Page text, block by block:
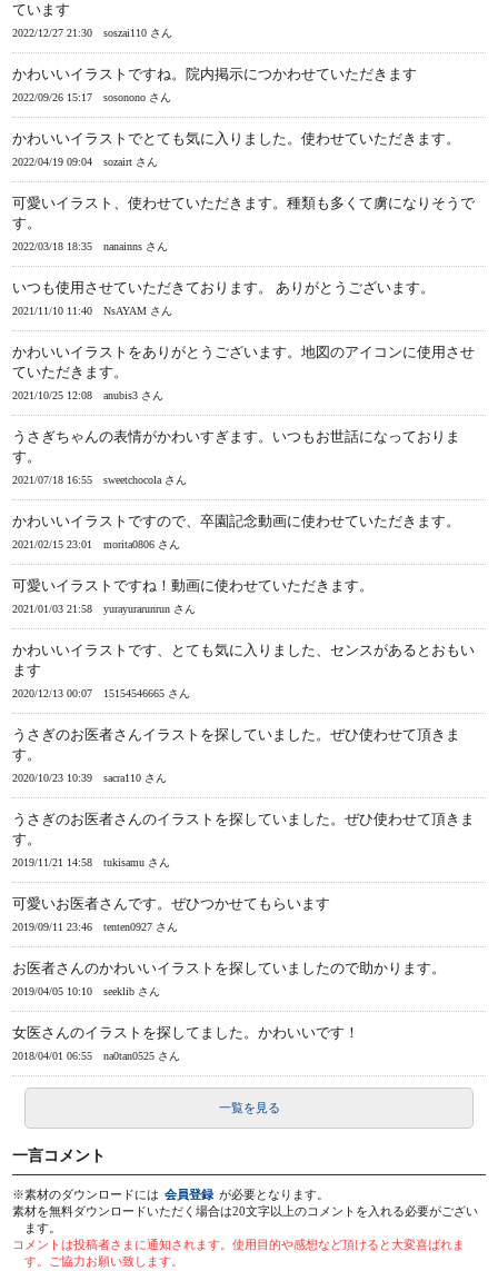
ています
2022/12/27 21:30 soszai110 さん
かわいいイラストですね。院内掲示につかわせていただきます
2022/09/26 15:17 sosonono さん
かわいいイラストでとても気に入りました。使わせていただきます。
2022/04/19 09:04 sozairt さん
可愛いイラスト、使わせていただきます。種類も多くて虜になりそうで
す。
2022/03/18 18:35 nanainns さん
いつも使用させていただきております。 ありがとうございます。
2021/11/10 11:40 NsAYAM さん
かわいいイラストをありがとうございます。地図のアイコンに使用させ
ていただきます。
2021/10/25 12:08 anubis3 さん
うさぎちゃんの表情がかわいすぎます。いつもお世話になっておりま
す。
2021/07/18 16:55 sweetchocola さん
かわいいイラストですので、卒園記念動画に使わせていただきます。
2021/02/15 23:01 morita0806 さん
可愛いイラストですね！動画に使わせていただきます。
2021/01/03 21:58 yurayurarunrun さん
かわいいイラストです、とても気に入りました、センスがあるとおもい
ます
2020/12/13 00:07 15154546665 さん
うさぎのお医者さんイラストを探していました。ぜひ使わせて頂きま
す。
2020/10/23 10:39 sacra110 さん
うさぎのお医者さんのイラストを探していました。ぜひ使わせて頂きま
す。
2019/11/21 14:58 tukisamu さん
可愛いお医者さんです。ぜひつかせてもらいます
2019/09/11 23:46 tenten0927 さん
お医者さんのかわいいイラストを探していましたので助かります。
2019/04/05 10:10 seeklib さん
女医さんのイラストを探してました。かわいいです！
2018/04/01 06:55 na0tan0525 さん
一覧を見る
一言コメント
※素材のダウンロードには 会員登録 が必要となります。
素材を無料ダウンロードいただく場合は20文字以上のコメントを入れる必要がござい
ます。
コメントは投稿者さまに通知されます。使用目的や感想など頂けると大変喜ばれま
す。ご協力お願い致します。